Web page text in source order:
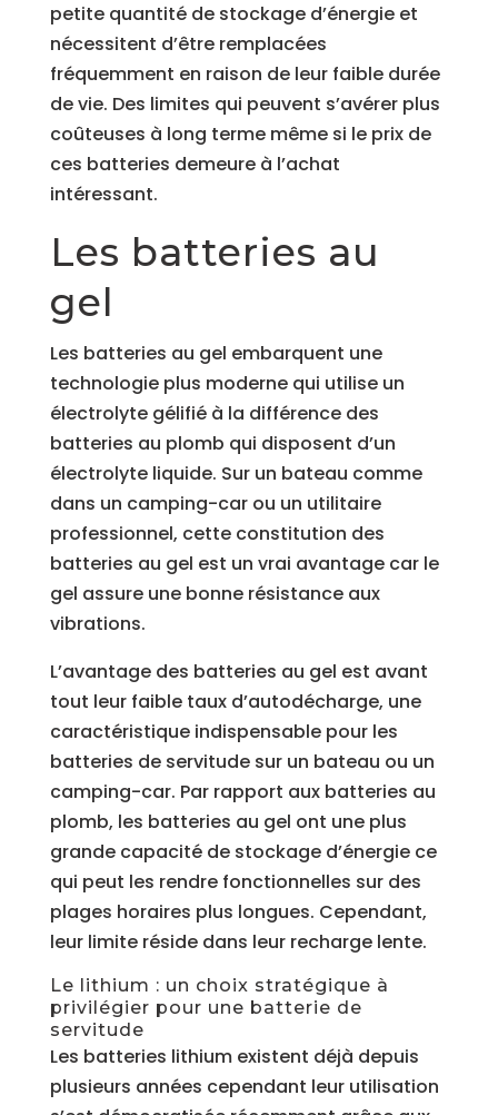
petite quantité de stockage d’énergie et
nécessitent d’être remplacées
fréquemment en raison de leur faible durée
de vie. Des limites qui peuvent s’avérer plus
coûteuses à long terme même si le prix de
ces batteries demeure à l’achat
intéressant.
Les batteries au
gel
Les batteries au gel embarquent une
technologie plus moderne qui utilise un
électrolyte gélifié à la différence des
batteries au plomb qui disposent d’un
électrolyte liquide. Sur un bateau comme
dans un camping-car ou un utilitaire
professionnel, cette constitution des
batteries au gel est un vrai avantage car le
gel assure une bonne résistance aux
vibrations.
L’avantage des batteries au gel est avant
tout leur faible taux d’autodécharge, une
caractéristique indispensable pour les
batteries de servitude sur un bateau ou un
camping-car. Par rapport aux batteries au
plomb, les batteries au gel ont une plus
grande capacité de stockage d’énergie ce
qui peut les rendre fonctionnelles sur des
plages horaires plus longues. Cependant,
leur limite réside dans leur recharge lente.
Le lithium : un choix stratégique à
privilégier pour une batterie de
servitude
Les batteries lithium existent déjà depuis
plusieurs années cependant leur utilisation